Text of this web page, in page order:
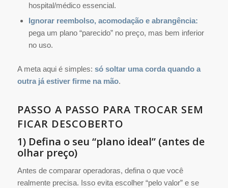
hospital/médico essencial.
Ignorar reembolso, acomodação e abrangência:
pega um plano “parecido” no preço, mas bem inferior
no uso.
A meta aqui é simples: só soltar uma corda quando a
outra já estiver firme na mão.
PASSO A PASSO PARA TROCAR SEM
FICAR DESCOBERTO
1) Defina o seu “plano ideal” (antes de
olhar preço)
Antes de comparar operadoras, defina o que você
realmente precisa. Isso evita escolher “pelo valor” e se